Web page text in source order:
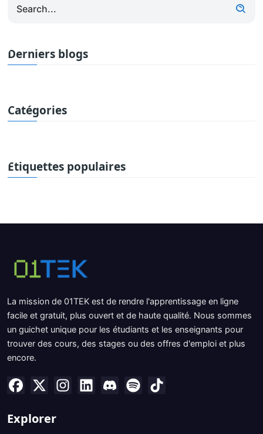
Derniers blogs
Catégories
Étiquettes populaires
La mission de 01TEK est de rendre l'apprentissage en ligne
facile et gratuit, plus ouvert et de haute qualité. Nous sommes
un guichet unique pour les étudiants et les enseignants pour
trouver des cours, des stages ou des offres d'emploi et plus
encore.
Explorer